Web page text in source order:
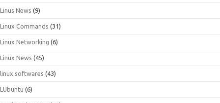
Linus News (9)
Linux Commands (31)
Linux Networking (6)
Linux News (45)
linux softwares (43)
LUbuntu (6)